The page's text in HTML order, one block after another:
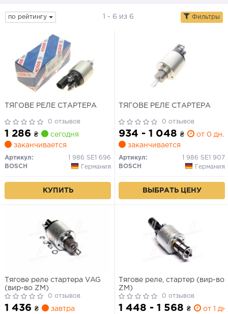
по рейтингу 1 - 6 из 6 Фильтры
ТЯГОВЕ РЕЛЕ СТАРТЕРА
0 отзывов
1 286 ₴
сегодня
заканчивается
Артикул:
1 986 SE1 696
BOSCH
Германия
КУПИТЬ
ТЯГОВЕ РЕЛЕ СТАРТЕРА
0 отзывов
934 - 1 048 ₴
от 0 дн.
заканчивается
Артикул:
1 986 SE1 907
BOSCH
Германия
ВЫБРАТЬ ЦЕНУ
Тягове реле стартера VAG
(вир-во ZM)
0 отзывов
1 436 ₴
завтра
Тягове реле, стартер (вир-во
ZM)
0 отзывов
1 448 - 1 568 ₴ от 1 дн.